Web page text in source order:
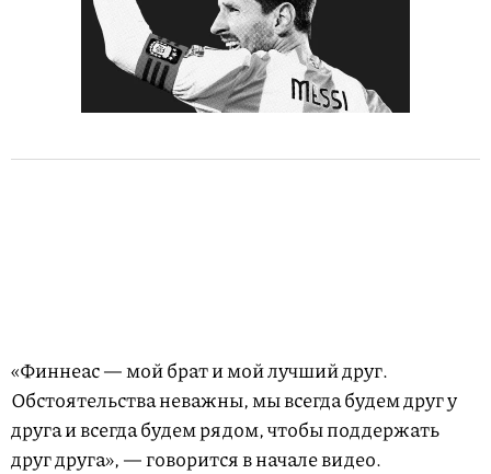
«Финнеас — мой брат и мой лучший друг.
Обстоятельства неважны, мы всегда будем друг у
друга и всегда будем рядом, чтобы поддержать
друг друга», — говорится в начале видео.